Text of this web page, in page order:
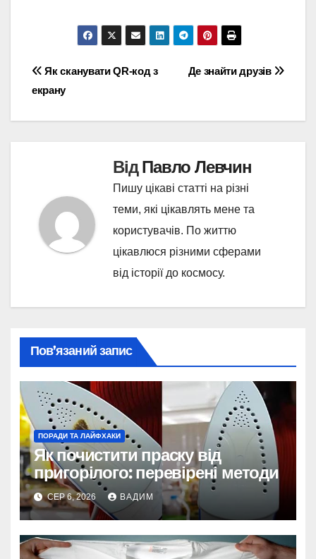
Навігація
записів
Де знайти друзів
Як сканувати QR-код з
екрану
ВідПавло Левчин
Пишу цікаві статті на різні
теми, які цікавлять мене та
користувачів. По життю
цікавлюся різними сферами
від історії до космосу.
Пов’язаний запис
ПОРАДИ ТА ЛАЙФХАКИ
Як почистити праску від
пригорілого: перевірені методи
СЕР 6, 2026 ВАДИМ